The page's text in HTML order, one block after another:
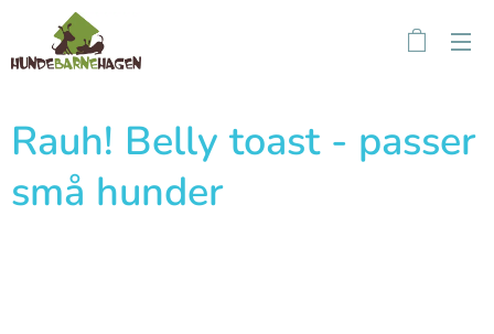
Rauh! Belly toast - passer
små hunder